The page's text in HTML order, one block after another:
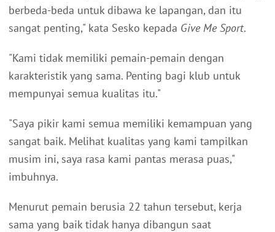
berbeda-beda untuk dibawa ke lapangan, dan itu
sangat penting," kata Sesko kepada Give Me Sport.
"Kami tidak memiliki pemain-pemain dengan
karakteristik yang sama. Penting bagi klub untuk
mempunyai semua kualitas itu."
"Saya pikir kami semua memiliki kemampuan yang
sangat baik. Melihat kualitas yang kami tampilkan
musim ini, saya rasa kami pantas merasa puas,"
imbuhnya.
Menurut pemain berusia 22 tahun tersebut, kerja
sama yang baik tidak hanya dibangun saat